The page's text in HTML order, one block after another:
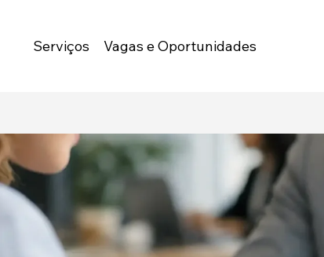
Serviços Vagas e Oportunidades